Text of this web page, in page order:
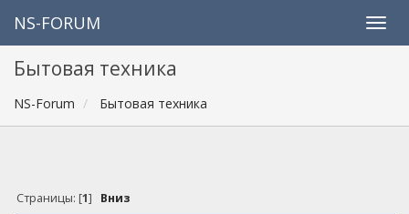
NS-FORUM
Бытовая техника
NS-Forum Бытовая техника
Страницы: [1] Вниз